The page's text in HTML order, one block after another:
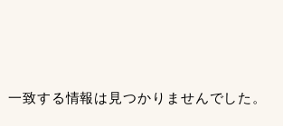
一致する情報は見つかりませんでした。